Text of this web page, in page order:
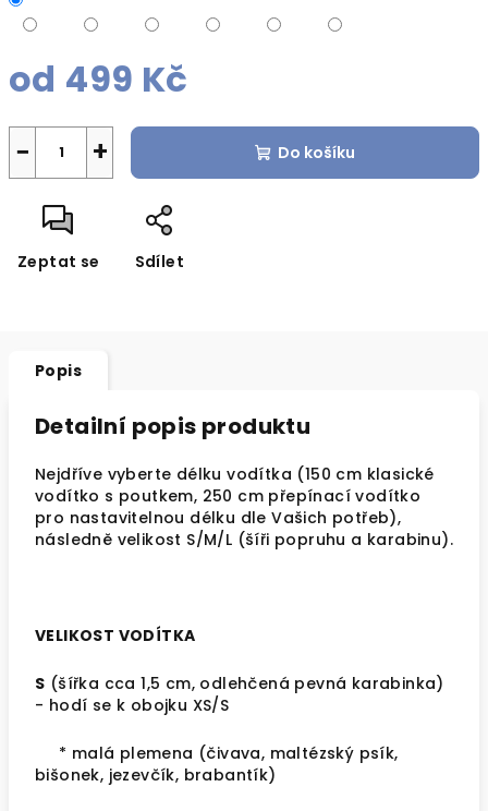
od 499 Kč
+
− Do košíku
Zeptat se Sdílet
Popis
Detailní popis produktu
Nejdříve vyberte délku vodítka (150 cm klasické
vodítko s poutkem, 250 cm přepínací vodítko
pro nastavitelnou délku dle Vašich potřeb),
následně velikost S/M/L (šíři popruhu a karabinu).
VELIKOST VODÍTKA
S (šířka cca 1,5 cm, odlehčená pevná karabinka)
- hodí se k obojku XS/S
* malá plemena (čivava, maltézský psík,
bišonek, jezevčík, brabantík)